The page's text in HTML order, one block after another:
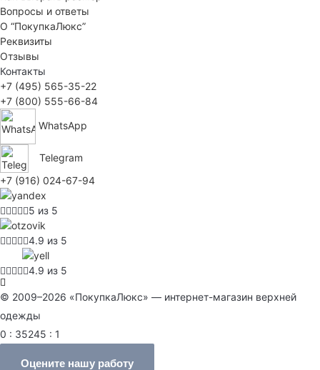
Вопросы и ответы
О “ПокупкаЛюкс”
Реквизиты
Отзывы
Контакты
+7 (495) 565-35-22
+7 (800) 555-66-84
WhatsApp
Telegram
+7 (916) 024-67-94
5 из 5
4.9 из 5
4.9 из 5
© 2009–2026 «ПокупкаЛюкс» — интернет-магазин верхней
одежды
0 : 35245 : 1
Оцените нашу работу